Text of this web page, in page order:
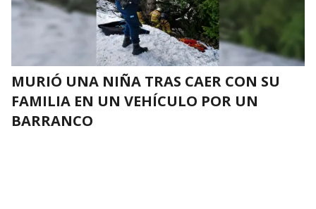
MURIÓ UNA NIÑA TRAS CAER CON SU
FAMILIA EN UN VEHÍCULO POR UN
BARRANCO